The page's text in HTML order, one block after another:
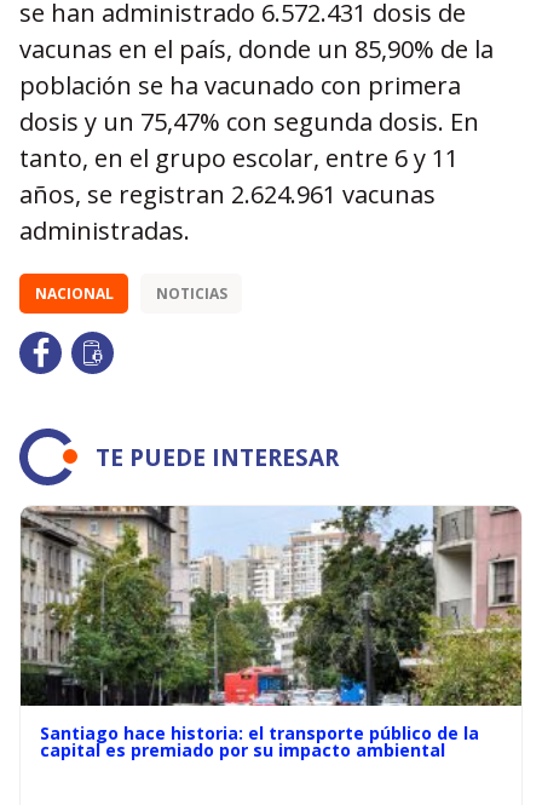
se han administrado 6.572.431 dosis de
vacunas en el país, donde un 85,90% de la
población se ha vacunado con primera
dosis y un 75,47% con segunda dosis. En
tanto, en el grupo escolar, entre 6 y 11
años, se registran 2.624.961 vacunas
administradas.
NACIONAL NOTICIAS
TE PUEDE INTERESAR
Santiago hace historia: el transporte público de la
capital es premiado por su impacto ambiental